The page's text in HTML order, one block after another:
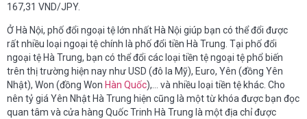
167,31 VND/JPY.
Ở Hà Nội, phố đổi ngoại tệ lớn nhất Hà Nội giúp bạn có thể đổi được
rất nhiều loại ngoại tệ chính là phố đổi tiền Hà Trung. Tại phố đổi
ngoại tệ Hà Trung, bạn có thể đổi các loại tiền tệ ngoại tệ phổ biến
trên thị trường hiện nay như USD (đô la Mỹ), Euro, Yên (đồng Yên
Nhật), Won (đồng Won Hàn Quốc),… và nhiều loại tiền tệ khác. Cho
nên tỷ giá Yên Nhật Hà Trung hiện cũng là một từ khóa được bạn đọc
quan tâm và cửa hàng Quốc Trinh Hà Trung là một địa chỉ được